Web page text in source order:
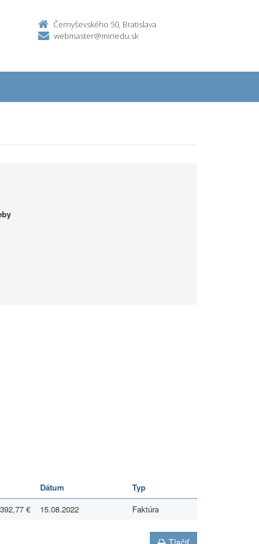
Černyševského 50, Bratislava
webmaster@minedu.sk
Dátum
Typ
392,77 € 15.08.2022 Faktúra